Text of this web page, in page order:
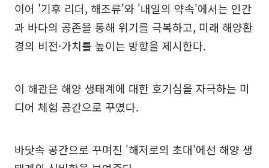
이어 '기후 리더, 해조류'와 '내일의 약속'에서는 인간
과 바다의 공존을 통해 위기를 극복하고, 미래 해양환
경의 비전·가치를 높이는 방향을 제시한다.
이 해관은 해양 생태계에 대한 호기심을 자극하는 미
디어 체험 공간으로 꾸몄다.
바닷속 공간으로 꾸며진 '해저로의 초대'에선 해양 생